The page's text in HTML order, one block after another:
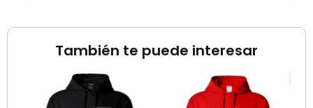
También te puede interesar